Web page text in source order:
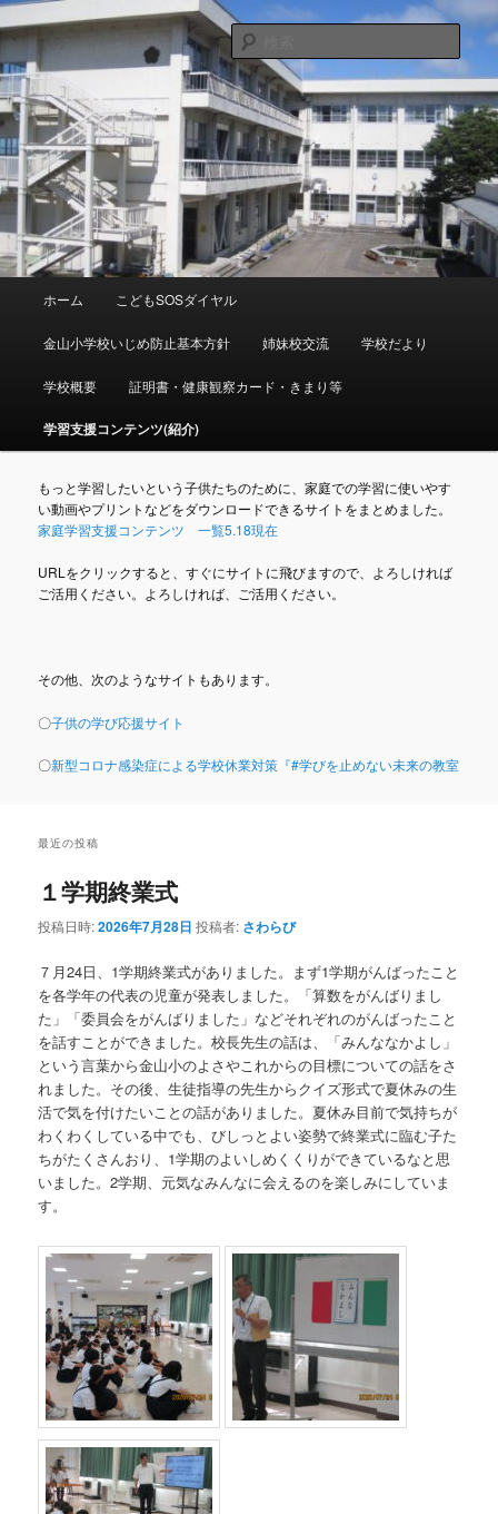
メ
イ
ン
コ
ン
テ
ン
ツ
へ
移
動
射水市立金山小学校
富山県射水市青井谷１６４８ ℡０７６６－５６－００９０
メール：kanayama-es@tym.ed.jp
索
ホーム こどもSOSダイヤル
金山小学校いじめ防止基本方針 姉妹校交流 学校だより
学校概要 証明書・健康観察カード・きまり等
学習支援コンテンツ(紹介)
もっと学習したいという子供たちのために、家庭での学習に使いやす
い動画やプリントなどをダウンロードできるサイトをまとめました。
家庭学習支援コンテンツ 一覧5.18現在
URLをクリックすると、すぐにサイトに飛びますので、よろしければ
ご活用ください。よろしければ、ご活用ください。
その他、次のようなサイトもあります。
〇子供の学び応援サイト
〇新型コロナ感染症による学校休業対策『#学びを止めない未来の教室
最近の投稿
１学期終業式
投稿日時:2026年7月28日 投稿者: さわらび
７月24日、1学期終業式がありました。まず1学期がんばったこと
を各学年の代表の児童が発表しました。「算数をがんばりまし
た」「委員会をがんばりました」などそれぞれのがんばったこと
を話すことができました。校長先生の話は、「みんななかよし」
という言葉から金山小のよさやこれからの目標についての話をさ
れました。その後、生徒指導の先生からクイズ形式で夏休みの生
活で気を付けたいことの話がありました。夏休み目前で気持ちが
わくわくしている中でも、びしっとよい姿勢で終業式に臨む子た
ちがたくさんおり、1学期のよいしめくくりができているなと思
いました。2学期、元気なみんなに会えるのを楽しみにしていま
す。